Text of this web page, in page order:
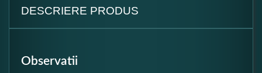
DESCRIERE PRODUS
Observatii